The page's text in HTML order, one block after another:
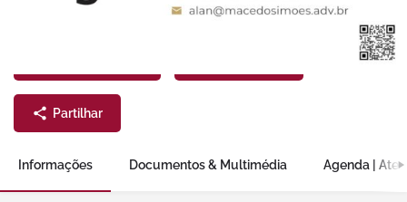
ALAN SIMOES
Partilhar
Informações Documentos & Multimédia Agenda |